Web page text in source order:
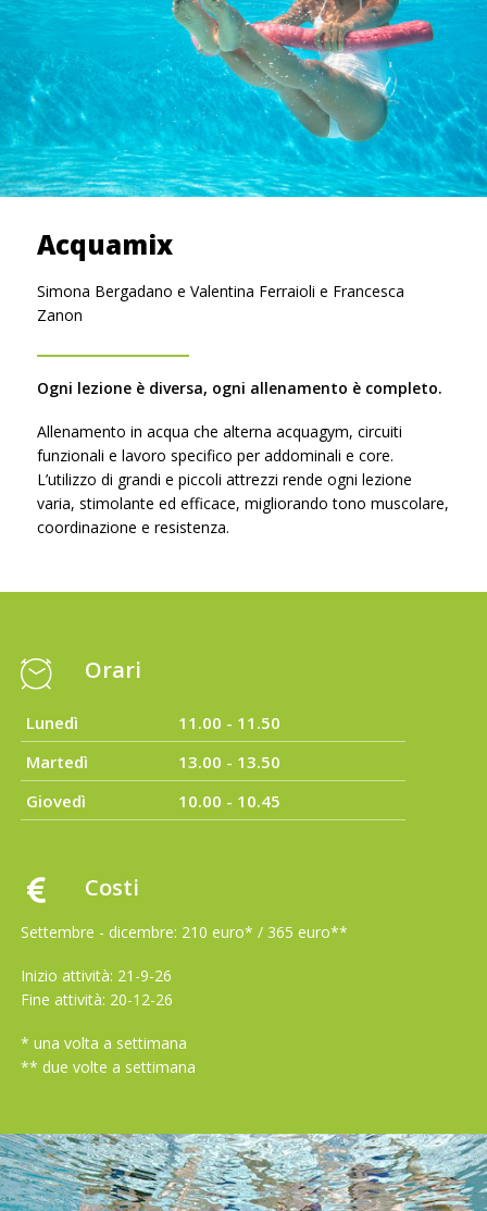
Acquamix
Simona Bergadano e Valentina Ferraioli e Francesca
Zanon
Ogni lezione è diversa, ogni allenamento è completo.
Allenamento in acqua che alterna acquagym, circuiti
funzionali e lavoro specifico per addominali e core.
L’utilizzo di grandi e piccoli attrezzi rende ogni lezione
varia, stimolante ed efficace, migliorando tono muscolare,
coordinazione e resistenza.
Orari
Lunedì
11.00 - 11.50
Martedì
13.00 - 13.50
Giovedì
10.00 - 10.45
Costi
Settembre - dicembre: 210 euro* / 365 euro**
Inizio attività: 21-9-26
Fine attività: 20-12-26
* una volta a settimana
** due volte a settimana